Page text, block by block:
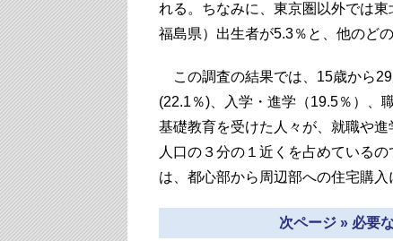
れる。ちなみに、東京圏以外では
福島県）出生者が5.3％と、他のど
この調査の結果では、15歳から
(22.1％)、入学・進学（19.5％）、
基礎教育を受けた人々が、就職や
人口の３分の１近くを占めている
は、都心部から周辺部への住宅購入
次ページ » 必要